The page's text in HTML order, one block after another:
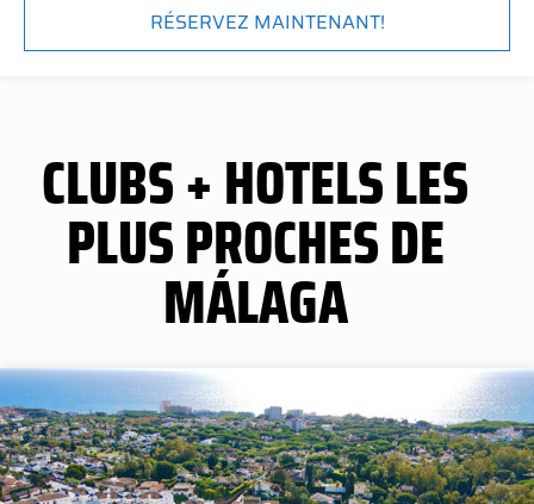
RÉSERVEZ MAINTENANT!
CLUBS + HOTELS LES
PLUS PROCHES DE
MÁLAGA